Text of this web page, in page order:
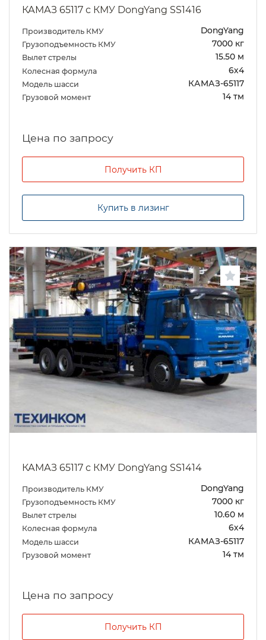
КАМАЗ 65117 с КМУ DongYang SS1416
Производитель КМУ DongYang
Грузоподъемность КМУ 7000 кг
Вылет стрелы 15.50 м
Колесная формула 6х4
Модель шасси КАМАЗ-65117
Грузовой момент 14 тм
Цена по запросу
Получить КП
Купить в лизинг
КАМАЗ 65117 с КМУ DongYang SS1414
Производитель КМУ DongYang
Грузоподъемность КМУ 7000 кг
Вылет стрелы 10.60 м
Колесная формула 6х4
Модель шасси КАМАЗ-65117
Грузовой момент 14 тм
Цена по запросу
Получить КП